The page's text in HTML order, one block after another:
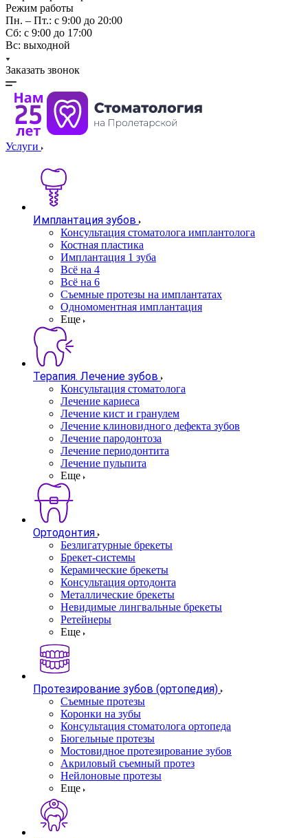
Режим работы
Пн. – Пт.: с 9:00 до 20:00
Cб: с 9:00 до 17:00
Вс: выходной
Заказать звонок
Услуги
Имплантация зубов
Консультация стоматолога имплантолога
Костная пластика
Имплантация 1 зуба
Всё на 4
Всё на 6
Съемные протезы на имплантатах
Одномоментная имплантация
Еще
Терапия. Лечение зубов
Консультация стоматолога
Лечение кариеса
Лечение кист и гранулем
Лечение клиновидного дефекта зубов
Лечение пародонтоза
Лечение периодонтита
Лечение пульпита
Еще
Ортодонтия
Безлигатурные брекеты
Брекет-системы
Керамические брекеты
Консультация ортодонта
Металлические брекеты
Невидимые лингвальные брекеты
Ретейнеры
Еще
Протезирование зубов (ортопедия)
Съемные протезы
Коронки на зубы
Консультация стоматолога ортопеда
Бюгельные протезы
Мостовидное протезирование зубов
Акриловый съемный протез
Нейлоновые протезы
Еще